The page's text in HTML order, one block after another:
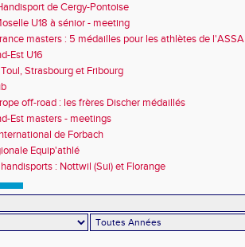
de Cergy-Pontoise
U18 à sénior - meeting
masters : 5 médailles pour les athlètes de l'ASSA
Est U16
Strasbourg et Fribourg
off-road : les frères Discher médaillés
Est masters - meetings
de Forbach
Equip'athlé
: Nottwil (Sui) et Florange